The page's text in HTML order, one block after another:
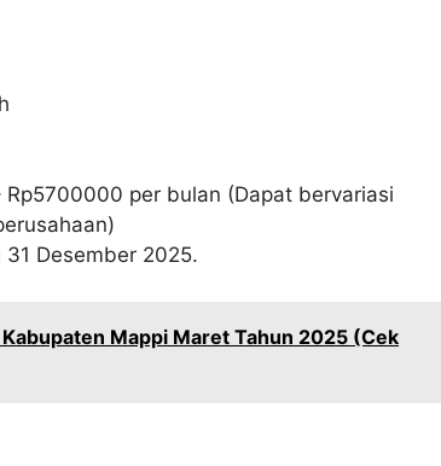
Rp5700000 per bulan (Dapat bervariasi
Desember 2025.
Mappi Maret Tahun 2025 (Cek